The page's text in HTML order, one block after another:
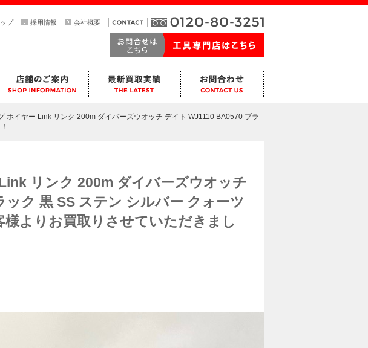
プ 採用情報 会社概要
ホイヤー Link リンク 200m ダイバーズウオッチ デイト WJ1110 BA0570 ブラ
リンク 200m ダイバーズウオッチ
ク 黒 SS ステン シルバー クォーツ
よりお買取りさせていただきまし